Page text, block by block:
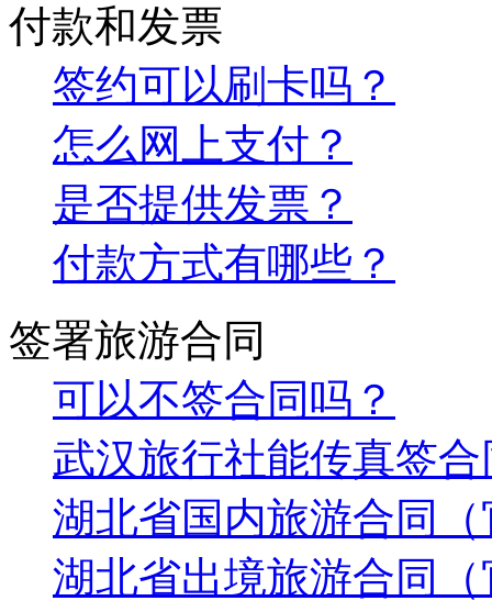
付款和发票
签约可以刷卡吗？
怎么网上支付？
是否提供发票？
付款方式有哪些？
签署旅游合同
可以不签合同吗？
武汉旅行社能传真签合
湖北省国内旅游合同（
湖北省出境旅游合同（